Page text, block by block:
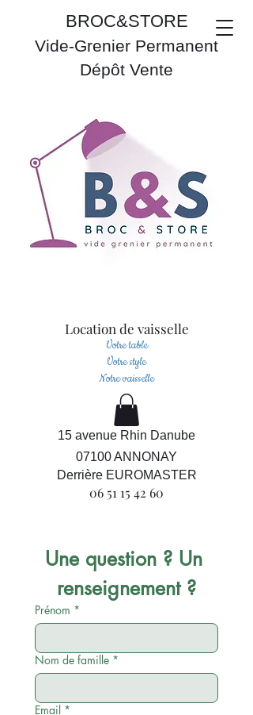
BROC&STORE
Vide-Grenier Permanent
Dépôt Vente
15 avenue Rhin Danube
07100 ANNONAY
Derrière EUROMASTER
06 51 15 42 60
Location de vaisselle
Votre table
Votre style
Notre vaisselle
Une question ? Un
renseignement ?
Prénom *
Nom de famille *
Email *